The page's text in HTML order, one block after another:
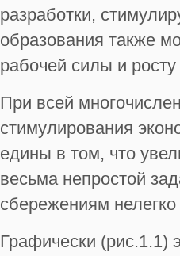
разработки,
образования также
рабочей силы и
При всей
стимулирования
едины в том, что
весьма непростой
сбережениям
Графически (рис.1.1)